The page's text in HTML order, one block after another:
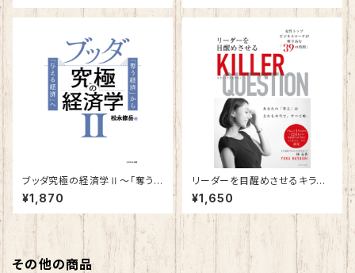
ブッダ究極の経済学Ⅱ～「奪う
経済」から「与える経済」へ～
¥1,870
リーダーを目醒めさせるキラー・
クエスチョン～女性トップコーチ
が斬り込む「39」の質問～
¥1,650
その他の商品